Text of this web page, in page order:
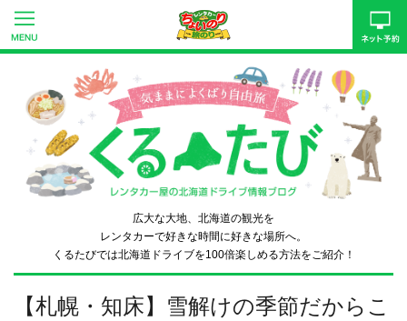
広大な大地、北海道の観光を
レンタカーで好きな時間に好きな場所へ。
くるたびでは北海道ドライブを100倍楽しめる方法をご紹介！
【札幌・知床】雪解けの季節だからこ